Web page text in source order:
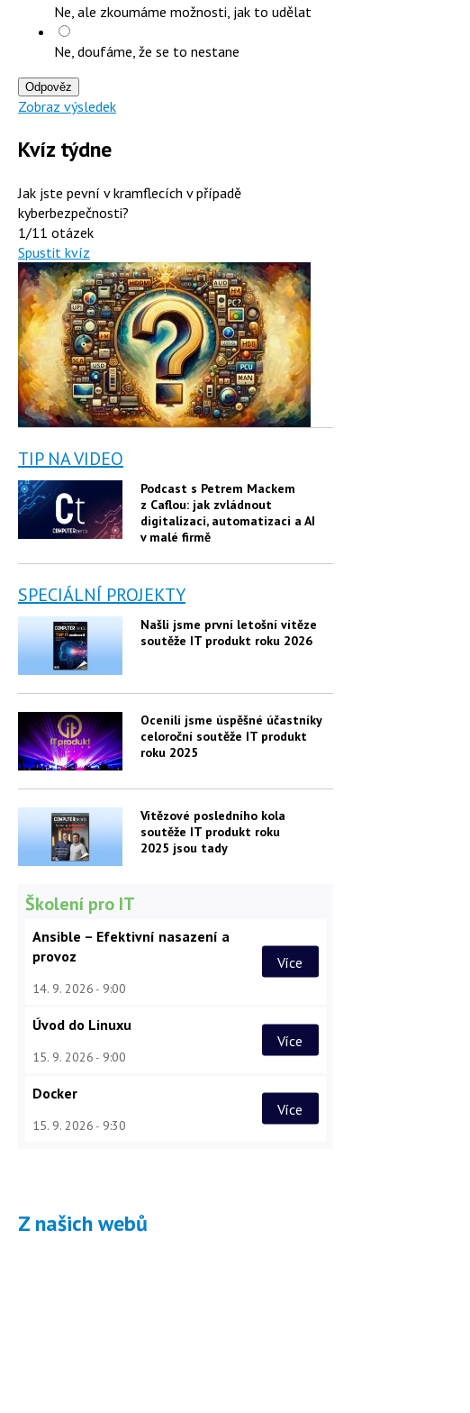
Ne, ale zkoumáme možnosti, jak to udělat
Ne, doufáme, že se to nestane
Odpověz
Zobraz výsledek
Kvíz týdne
Jak jste pevní v kramflecích v případě
kyberbezpečnosti?
1/11 otázek
Spustit kvíz
TIP NA VIDEO
Podcast s Petrem Mackem
z Caflou: jak zvládnout
digitalizaci, automatizaci a AI
v malé firmě
SPECIÁLNÍ PROJEKTY
Našli jsme první letošní vítěze
soutěže IT produkt roku 2026
Ocenili jsme úspěšné účastníky
celoroční soutěže IT produkt
roku 2025
Vítězové posledního kola
soutěže IT produkt roku
2025 jsou tady
Školení pro IT
Ansible – Efektivní nasazení a
provoz
14. 9. 2026 9:00
Více
Úvod do Linuxu
15. 9. 2026 9:00
Více
Docker
15. 9. 2026 9:30
Více
Z našich webů